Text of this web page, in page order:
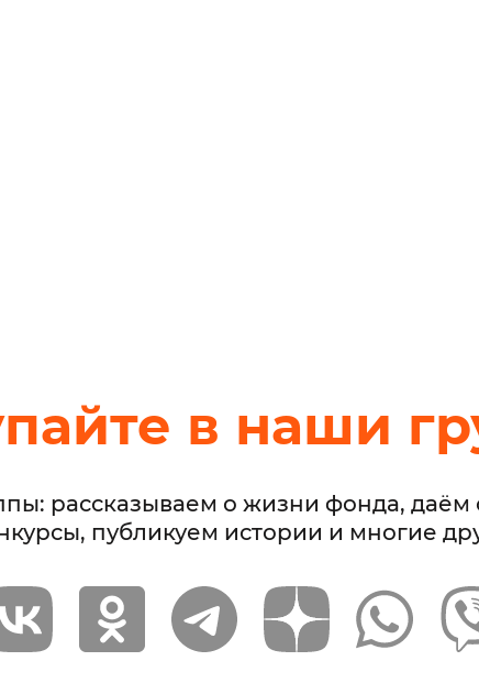
в наши
рассказываем о жизни фонда,
публикуем истории и многие